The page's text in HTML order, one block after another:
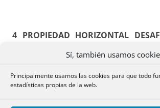
Sí, también usamos
Principalmente usamos las cookies para que todo
estadísticas propias de la web.
4 PROPIEDAD HORIZONTAL
ELEMENTO COMÚN. Y VIVIENDA